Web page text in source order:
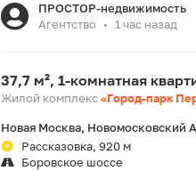
ПРОСТОР-недвижимость
Агентство
• 1 час назад
37,7 м², 1-комнатная
Жилой комплекс«Город-парк
Новая Москва, Новомосковский
Рассказовка, 920 м
Боровское шоссе